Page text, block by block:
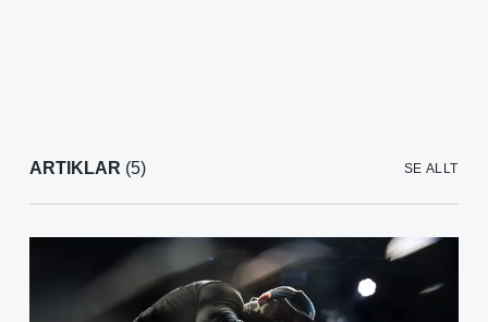
ARTIKLAR (5) SE ALLT